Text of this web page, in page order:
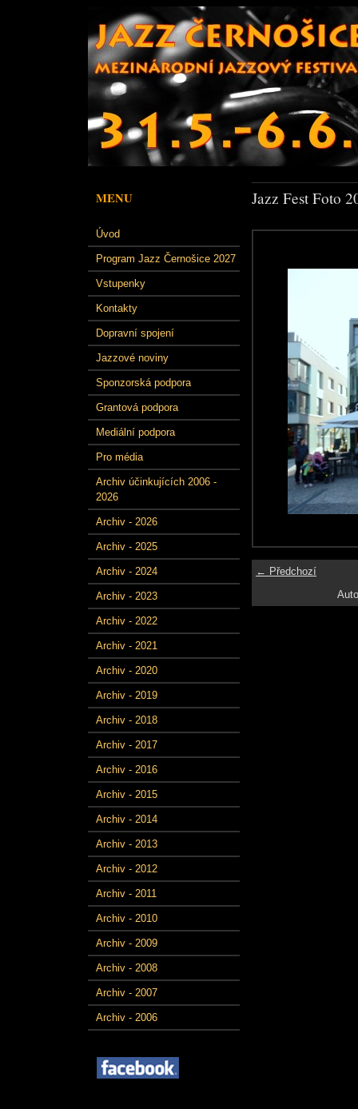
MENU
Úvod
Program Jazz Černošice 2027
Vstupenky
Kontakty
Dopravní spojení
Jazzové noviny
Sponzorská podpora
Grantová podpora
Mediální podpora
Pro média
Archiv účinkujících 2006 -
2026
Archiv - 2026
Archiv - 2025
Archiv - 2024
Archiv - 2023
Archiv - 2022
Archiv - 2021
Archiv - 2020
Archiv - 2019
Archiv - 2018
Archiv - 2017
Archiv - 2016
Archiv - 2015
Archiv - 2014
Archiv - 2013
Archiv - 2012
Archiv - 2011
Archiv - 2010
Archiv - 2009
Archiv - 2008
Archiv - 2007
Archiv - 2006
Jazz Fest Foto
← Předchozí